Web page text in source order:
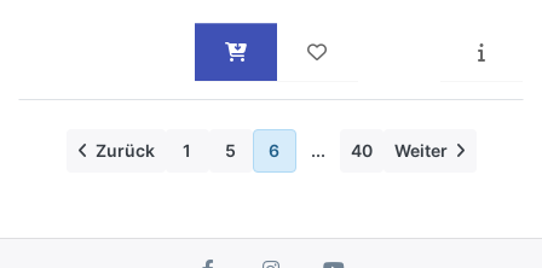
Zurück 1 5 6 ... 40 Weiter